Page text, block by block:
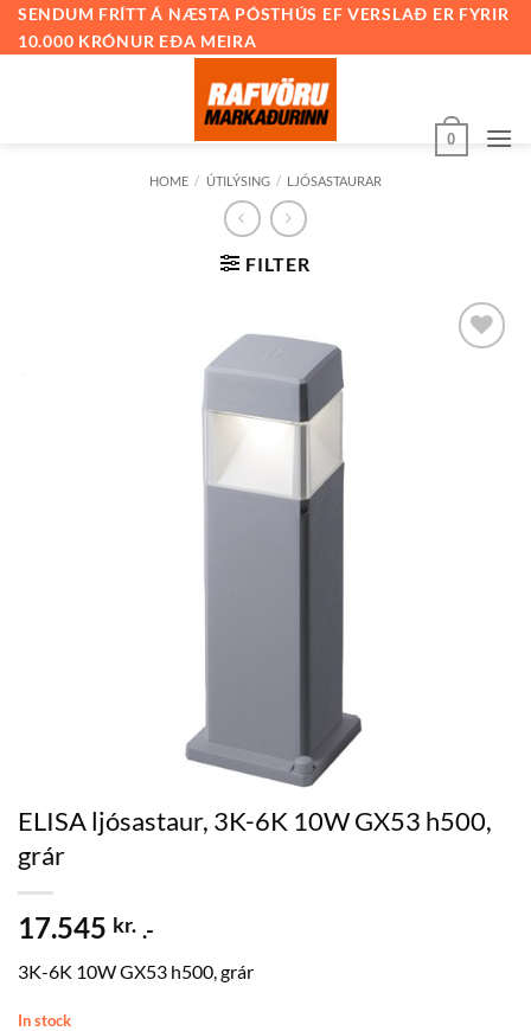
SkipSENDUM FRÍTT Á NÆSTA PÓSTHÚS EF VERSLAÐ ER FYRIR
10.000 KRÓNUR EÐA MEIRA
0
HOME / ÚTILÝSING / LJÓSASTAURAR
FILTER
ELISA ljósastaur, 3K-6K 10W GX53 h500,
grár
17.545 kr. .-
3K-6K 10W GX53 h500, grár
In stock